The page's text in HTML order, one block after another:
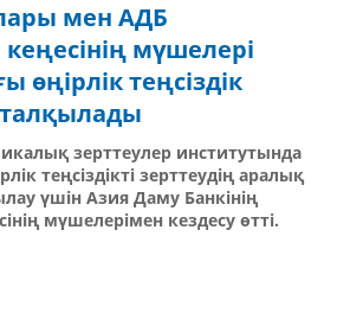
мен АДБ
мүшелері
өңірлік теңсіздік
зерттеулер институтында
теңсіздікті зерттеудің аралық
үшін Азия Даму Банкінің
мүшелерімен кездесу өтті.